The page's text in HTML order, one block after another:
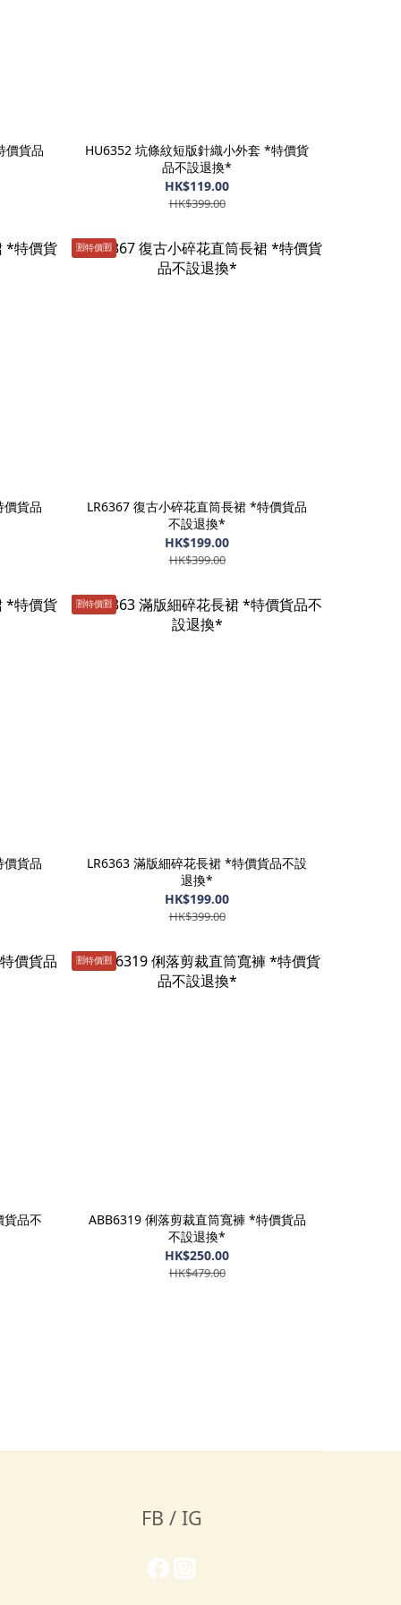
價貨品
HU6352 坑條紋短版針織小外套 *特價貨
品不設退換*
HK$119.00
HK$399.00
價貨品
🈹️特價🈹️
LR6367 復古小碎花直筒長裙 *特價貨品
不設退換*
HK$199.00
HK$399.00
價貨品
🈹️特價🈹️
LR6363 滿版細碎花長裙 *特價貨品不設
退換*
HK$199.00
HK$399.00
貨品不
🈹️特價🈹️
ABB6319 俐落剪裁直筒寬褲 *特價貨品
不設退換*
HK$250.00
HK$479.00
FB / IG